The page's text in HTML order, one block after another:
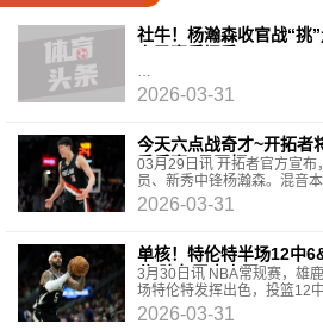
社牛！杨瀚森收官战“挑
2026-03-31
今天六点战奇才~开拓者
季后赛4月开打
03月29日讯 开拓者官方宣布
员、新秀中锋杨瀚森。混音
赛，G联盟季后赛将于4月1
2026-03-31
单核！特伦特半场12中
分 队友无人上双
3月30日讯 NBA常规赛，雄
场特伦特发挥出色，投篮12
砍下18分2篮板2助攻1抢断，
2026-03-31